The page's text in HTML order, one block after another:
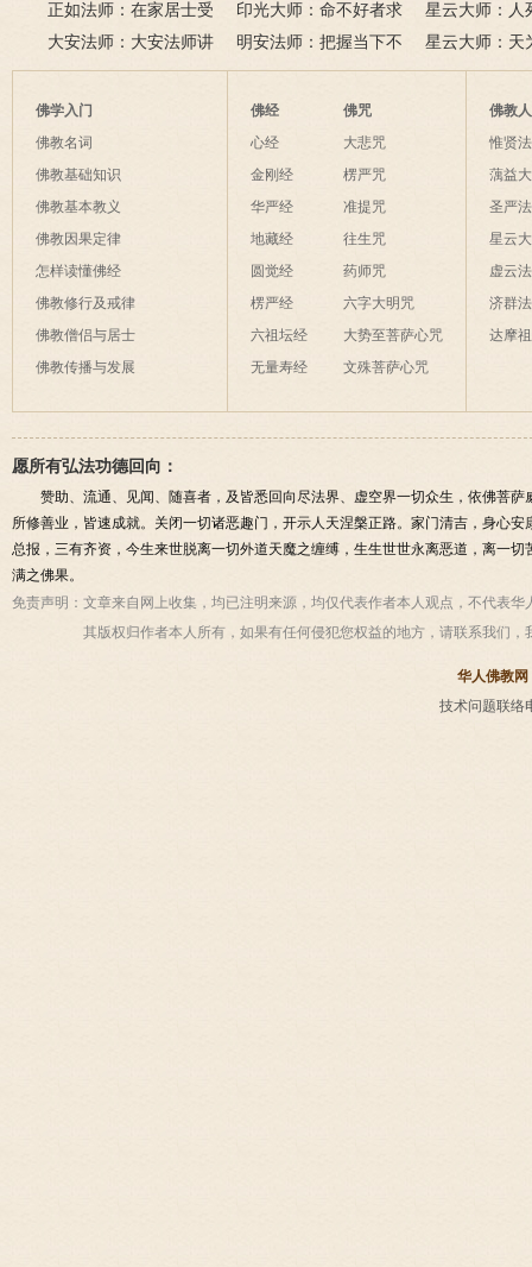
已得，佛法难闻今已闻；
此身不向今生度，更向何
生度此身？
树红，暮看花落树还空；
若将花比人间事，花与人
间事一同。
该怎么念佛？
正如法师：在家居士受
五戒可以搭缦衣吗？
印光大师：命不好者求
美好姻缘，有个简单方
法
星云大师：人
是怎样的？
大安法师：大安法师讲
解
明安法师：把握当下不
后悔
星云大师：天
为毡，日月星
夜间不敢长伸
破海底天。
佛学入门
佛教名词
佛教基础知识
佛教基本教义
佛教因果定律
怎样读懂佛经
佛教修行及戒律
佛教僧侣与居士
佛教传播与发展
佛经
心经
金刚经
华严经
地藏经
圆觉经
楞严经
六祖坛经
无量寿经
佛咒
大悲咒
楞严咒
准提咒
往生咒
药师咒
六字大明咒
大势至菩萨心咒
文殊菩萨心咒
佛教
惟贤
蕅益
圣严
星云
虚云
济群
达摩
愿所有弘法功德回向：
赞助、流通、见闻、随喜者，及皆悉回向尽法界、虚空界一切众生，依佛菩
所修善业，皆速成就。关闭一切诸恶趣门，开示人天涅槃正路。家门清吉，身心
总报，三有齐资，今生来世脱离一切外道天魔之缠缚，生生世世永离恶道，离一
满之佛果。
免责声明： 文章来自网上收集，均已注明来源，均仅代表作者本人观点，不代表
其版权归作者本人所有，如果有任何侵犯您权益的地方，请联系我们，
华人佛教网
技术问题联络